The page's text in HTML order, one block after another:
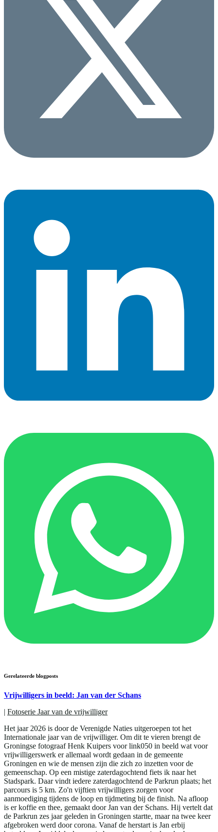
Gerelateerde blogposts
Vrijwilligers in beeld: Jan van der Schans
| Fotoserie Jaar van de vrijwilliger
Het jaar 2026 is door de Verenigde Naties uitgeroepen tot het
Internationale jaar van de vrijwilliger. Om dit te vieren brengt de
Groningse fotograaf Henk Kuipers voor link050 in beeld wat voor
vrijwilligerswerk er allemaal wordt gedaan in de gemeente
Groningen en wie de mensen zijn die zich zo inzetten voor de
gemeenschap. Op een mistige zaterdagochtend fiets ik naar het
Stadspark. Daar vindt iedere zaterdagochtend de Parkrun plaats; het
parcours is 5 km. Zo'n vijftien vrijwilligers zorgen voor
aanmoediging tijdens de loop en tijdmeting bij de finish. Na afloop
is er koffie en thee, gemaakt door Jan van der Schans. Hij vertelt dat
de Parkrun zes jaar geleden in Groningen startte, maar na twee keer
afgebroken werd door corona. Vanaf de herstart is Jan erbij